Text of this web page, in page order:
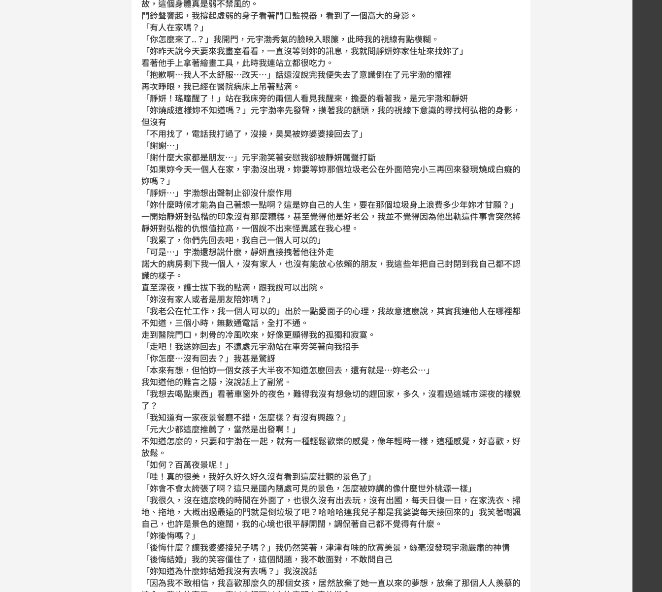
故，這個身體真是弱不禁風的。
門鈴聲響起，我撐起虛弱的身子看著門口監視器，看到了一個高大的身影。
「有人在家嗎？」
「你怎麼來了..？」我開門，元宇渤秀氣的臉映入眼簾，此時我的視線有點模糊。
「妳昨天說今天要來我畫室看看，一直沒等到妳的訊息，我就問靜妍妳家住址來找妳了」
看著他手上拿著繪畫工具，此時我連站立都很吃力。
「抱歉啊…我人不太舒服…改天…」話還沒說完我便失去了意識倒在了元宇渤的懷裡
再次睜眼，我已經在醫院病床上吊著點滴。
「靜妍！瑤瞳醒了！」站在我床旁的兩個人看見我醒來，擔憂的看著我，是元宇渤和靜妍
「妳燒成這樣妳不知道嗎？」元宇渤率先發聲，摸著我的額頭，我的視線下意識的尋找柯弘楷的身影，
但沒有
「不用找了，電話我打過了，沒接，昊昊被妳婆婆接回去了」
「謝謝…」
「謝什麼大家都是朋友…」元宇渤笑著安慰我卻被靜妍厲聲打斷
「如果妳今天一個人在家，宇渤沒出現，妳要等妳那個垃圾老公在外面陪完小三再回來發現燒成白癡的
妳嗎？」
「靜妍…」宇渤想出聲制止卻沒什麼作用
「妳什麼時候才能為自己著想一點啊？這是妳自己的人生，要在那個垃圾身上浪費多少年妳才甘願？」
一開始靜妍對弘楷的印象沒有那麼糟糕，甚至覺得他是好老公，我並不覺得因為他出軌這件事會突然將
靜妍對弘楷的仇恨值拉高，一個說不出來怪異感在我心裡。
「我累了，你們先回去吧，我自己一個人可以的」
「可是…」宇渤還想説什麼，靜妍直接拽著他往外走
諾大的病房剩下我一個人，沒有家人，也沒有能放心依賴的朋友，我這些年把自己封閉到我自己都不認
識的樣子。
直至深夜，護士拔下我的點滴，跟我說可以出院。
「妳沒有家人或者是朋友陪妳嗎？」
「我老公在忙工作，我一個人可以的」出於一點愛面子的心理，我故意這麼說，其實我連他人在哪裡都
不知道，三個小時，無數通電話，全打不通。
走到醫院門口，刺骨的冷風吹來，好像更顯得我的孤獨和寂寞。
「走吧！我送妳回去」不遠處元宇渤站在車旁笑著向我招手
「你怎麼…沒有回去？」我甚是驚訝
「本來有想，但怕妳一個女孩子大半夜不知道怎麼回去，還有就是…妳老公…」
我知道他的難言之隱，沒說話上了副駕。
「我想去喝點東西」看著車窗外的夜色，難得我沒有想急切的趕回家，多久，沒看過這城市深夜的樣貌
了？
「我知道有一家夜景餐廳不錯，怎麼樣？有沒有興趣？」
「元大少都這麼推薦了，當然是出發啊！」
不知道怎麼的，只要和宇渤在一起，就有一種輕鬆歡樂的感覺，像年輕時一樣，這種感覺，好喜歡，好
放鬆。
「如何？百萬夜景呢！」
「哇！真的很美，我好久好久好久沒有看到這麼壯觀的景色了」
「妳會不會太誇張了啊？這只是國內隨處可見的景色，怎麼被妳講的像什麼世外桃源一樣」
「我很久，沒在這麼晚的時間在外面了，也很久沒有出去玩，沒有出國，每天日復一日，在家洗衣、掃
地、拖地，大概出過最遠的門就是倒垃圾了吧？哈哈哈連我兒子都是我婆婆每天接回來的」我笑著嘲諷
自己，也許是景色的遼闊，我的心境也很平靜開闊，調侃著自己都不覺得有什麼。
「妳後悔嗎？」
「後悔什麼？讓我婆婆接兒子嗎？」我仍然笑著，津津有味的欣賞美景，絲毫沒發現宇渤嚴肅的神情
「後悔結婚」我的笑容僵住了，這個問題，我不敢面對，不敢問自己
「妳知道為什麼妳結婚我沒有去嗎？」我沒說話
「因為我不敢相信，我喜歡那麼久的那個女孩，居然放棄了她一直以來的夢想，放棄了那個人人羨慕的